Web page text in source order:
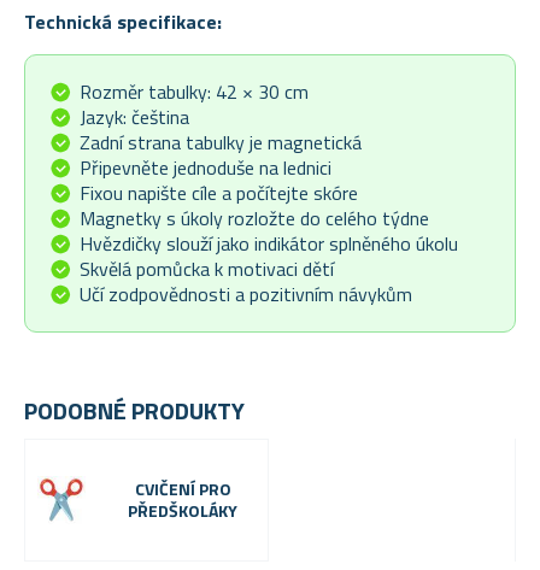
Technická specifikace:
Rozměr tabulky: 42 × 30 cm
Jazyk: čeština
Zadní strana tabulky je magnetická
Připevněte jednoduše na lednici
Fixou napište cíle a počítejte skóre
Magnetky s úkoly rozložte do celého týdne
Hvězdičky slouží jako indikátor splněného úkolu
Skvělá pomůcka k motivaci dětí
Učí zodpovědnosti a pozitivním návykům
PODOBNÉ PRODUKTY
CVIČENÍ PRO
PŘEDŠKOLÁKY